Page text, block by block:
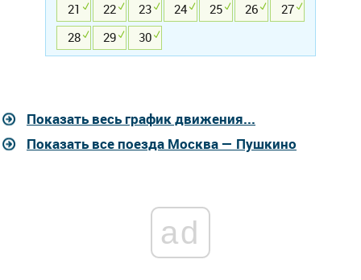
21
22 23 24 25 26
27
28
29 30
Показать весь график движения...
Показать все поезда Москва — Пушкино
ad